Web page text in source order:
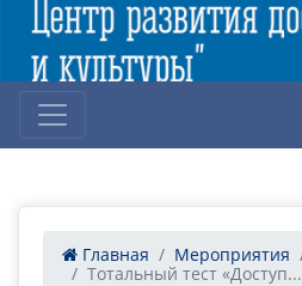
Главная Мероприятия
Тотальный тест «Доступ...